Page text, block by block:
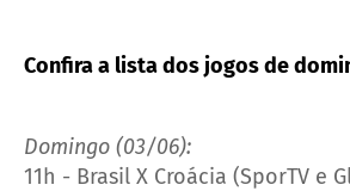
Confira a lista dos jogos de
Domingo (03/06):
11h - Brasil X Croácia (SporTV e